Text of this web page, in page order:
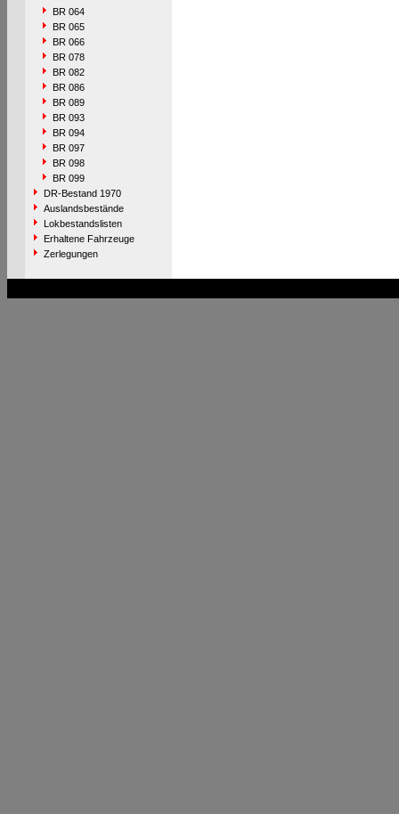
BR 064
BR 065
BR 066
BR 078
BR 082
BR 086
BR 089
BR 093
BR 094
BR 097
BR 098
BR 099
DR-Bestand 1970
Auslandsbestände
Lokbestandslisten
Erhaltene Fahrzeuge
Zerlegungen